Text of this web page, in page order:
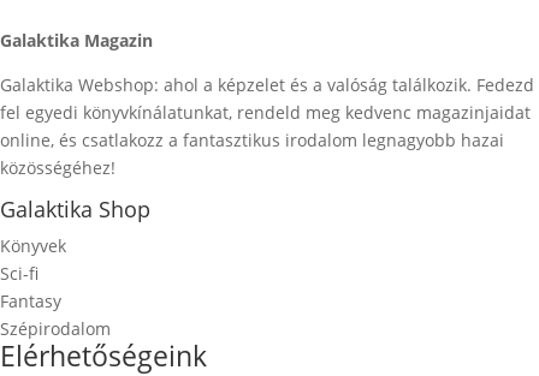
Galaktika Magazin
Galaktika Webshop: ahol a képzelet és a valóság találkozik. Fedezd
fel egyedi könyvkínálatunkat, rendeld meg kedvenc magazinjaidat
online, és csatlakozz a fantasztikus irodalom legnagyobb hazai
közösségéhez!
Galaktika Shop
Könyvek
Sci-fi
Fantasy
Szépirodalom
Elérhetőségeink